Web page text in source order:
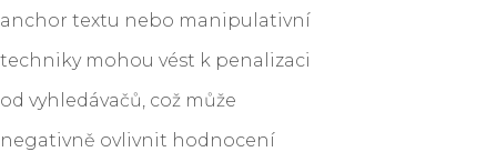
anchor textu nebo manipulativní
techniky mohou vést k penalizaci
od vyhledávačů, což může
negativně ovlivnit hodnocení